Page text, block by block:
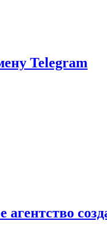
Telegram
агентство